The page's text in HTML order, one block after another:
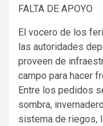
FALTA DE APOYO
El vocero de los
las autoridades
proveen de
campo para hacer
Entre los pedidos
sombra,
sistema de riegos,